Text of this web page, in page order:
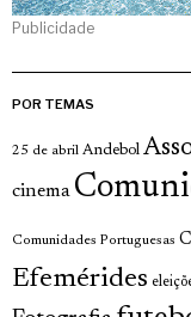
Publicidade
POR TEMAS
25 de abril Andebol
cinema
Comunidades Portuguesas
Efemérides